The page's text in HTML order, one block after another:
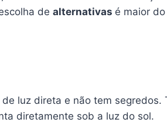
de alternativas é maior
luz direta e não tem segredos.
diretamente sob a luz do sol.